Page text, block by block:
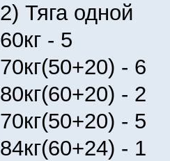
2) Тяга одной
60кг - 5
70кг(50+20) - 6
80кг(60+20) - 2
70кг(50+20) - 5
84кг(60+24) - 1